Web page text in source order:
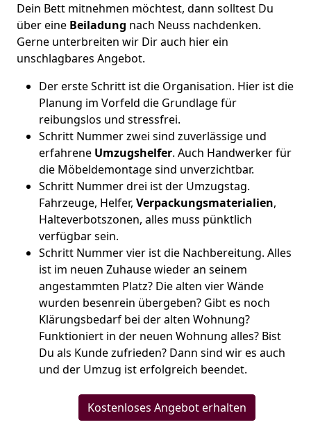
Dein Bett mitnehmen möchtest, dann solltest Du
über eine Beiladung nach Neuss nachdenken.
Gerne unterbreiten wir Dir auch hier ein
unschlagbares Angebot.
Der erste Schritt ist die Organisation. Hier ist die
Planung im Vorfeld die Grundlage für
reibungslos und stressfrei.
Schritt Nummer zwei sind zuverlässige und
erfahrene Umzugshelfer. Auch Handwerker für
die Möbeldemontage sind unverzichtbar.
Schritt Nummer drei ist der Umzugstag.
Fahrzeuge, Helfer, Verpackungsmaterialien,
Halteverbotszonen, alles muss pünktlich
verfügbar sein.
Schritt Nummer vier ist die Nachbereitung. Alles
ist im neuen Zuhause wieder an seinem
angestammten Platz? Die alten vier Wände
wurden besenrein übergeben? Gibt es noch
Klärungsbedarf bei der alten Wohnung?
Funktioniert in der neuen Wohnung alles? Bist
Du als Kunde zufrieden? Dann sind wir es auch
und der Umzug ist erfolgreich beendet.
Kostenloses Angebot erhalten